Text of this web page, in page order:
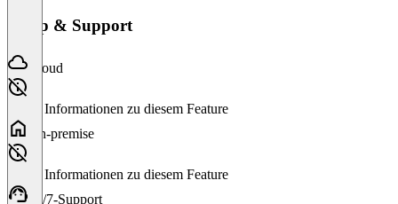
Setup & Support
Cloud
Keine Informationen zu diesem Feature
On-premise
Keine Informationen zu diesem Feature
24/7-Support